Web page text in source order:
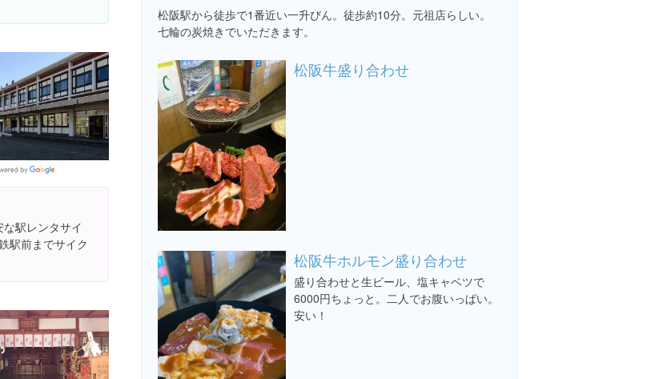
松阪駅から徒歩で1番近い一升びん。徒歩約10分。元祖店らしい。
七輪の炭焼きでいただきます。
松阪牛盛り合わせ
松阪牛ホルモン盛り合わせ
盛り合わせと生ビール、塩キャベツで
6000円ちょっと。二人でお腹いっぱい。
安い！
駅レンタサイ
駅前までサイク